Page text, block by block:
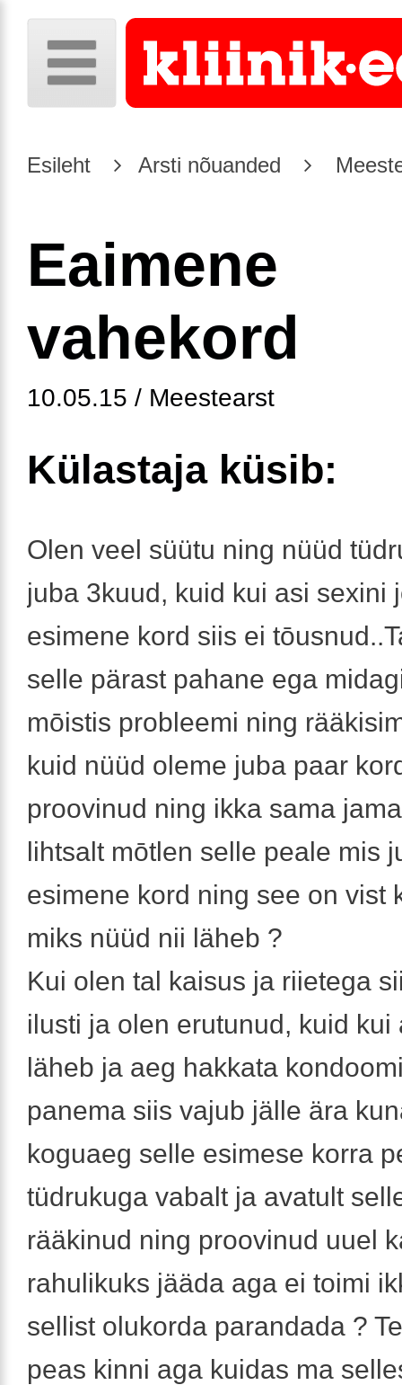
Esileht Arsti nõuanded
Eaimene
vahekord
10.05.15 / Meestearst
Külastaja küsib:
Olen veel süütu ning nüüd
juba 3kuud, kuid kui asi sexini
esimene kord siis ei
selle pärast pahane ega
mōistis probleemi ning
kuid nüüd oleme juba paar
proovinud ning ikka sama
lihtsalt mōtlen selle peale mis
esimene kord ning see on vist
miks nüüd nii läheb ?
Kui olen tal kaisus ja riietega
ilusti ja olen erutunud, kuid kui
läheb ja aeg hakkata
panema siis vajub jälle ära
koguaeg selle esimese korra
tüdrukuga vabalt ja avatult
rääkinud ning proovinud uuel
rahulikuks jääda aga ei toimi
sellist olukorda parandada ?
peas kinni aga kuidas ma